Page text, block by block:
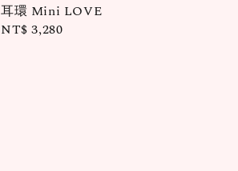
耳環 Mini LOVE
Regular
NT$ 3,280